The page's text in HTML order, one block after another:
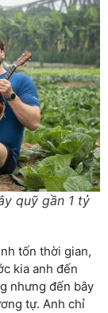
quỹ gần 1 tỷ
tốn thời gian,
kia anh đến
nhưng đến bây
tự. Anh chỉ